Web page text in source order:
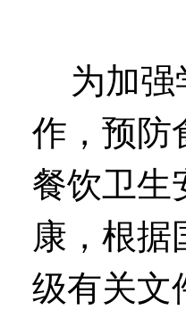
为加
作，预防
餐饮卫生
康，根据
级有关文